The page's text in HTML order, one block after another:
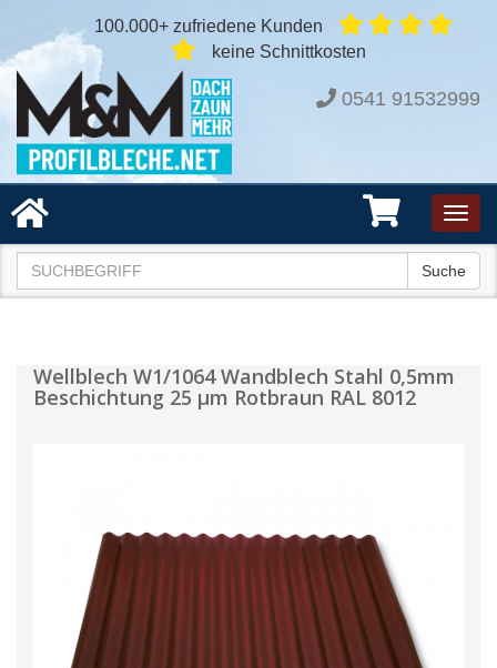
100.000+ zufriedene Kunden
keine Schnittkosten
0541 91532999
Suche
Wellblech W1/1064 Wandblech Stahl 0,5mm
Beschichtung 25 µm Rotbraun RAL 8012